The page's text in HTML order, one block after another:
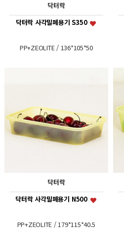
닥터락
닥터락 사각밀폐용기 S350
PP+ZEOLITE / 136*105*50
닥터락
닥터락 사각밀폐용기 N500
PP+ZEOLITE / 179*115*40.5